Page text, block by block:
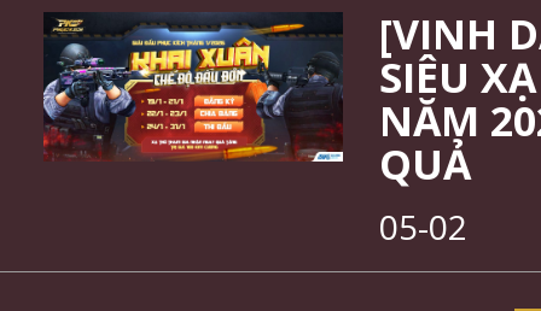
[VINH
SIÊU
NĂM
QUẢ
05-02